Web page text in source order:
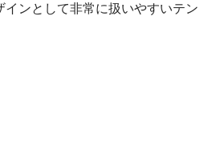
インとして非常に扱いやすいテン